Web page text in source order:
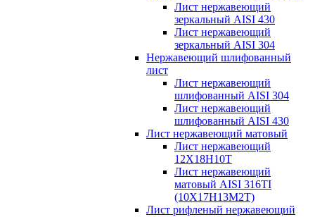
Лист нержавеющий
зеркальный AISI 430
Лист нержавеющий
зеркальный AISI 304
Нержавеющий шлифованный
лист
Лист нержавеющий
шлифованный AISI 304
Лист нержавеющий
шлифованный AISI 430
Лист нержавеющий матовый
Лист нержавеющий
12X18H10T
Лист нержавеющий
матовый AISI 316TI
(10Х17Н13М2Т)
Лист рифленый нержавеющий